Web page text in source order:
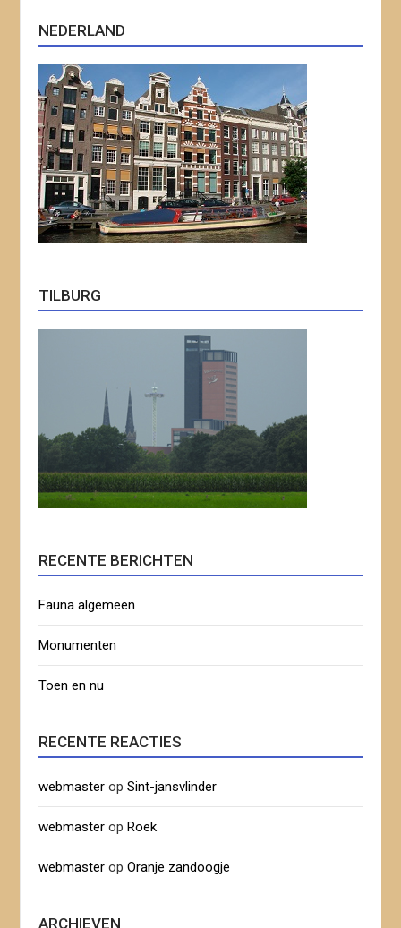
NEDERLAND
TILBURG
RECENTE BERICHTEN
Fauna algemeen
Monumenten
Toen en nu
RECENTE REACTIES
webmaster opSint-jansvlinder
webmaster opRoek
webmaster opOranje zandoogje
ARCHIEVEN